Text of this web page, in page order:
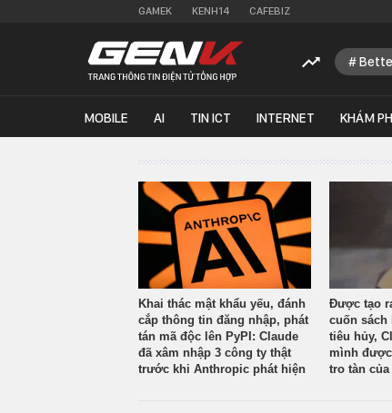
GAMEK KENH14 CAFEBIZ
MOBILE AI TIN ICT INTERNET KHÁM
Khai thác mật khẩu yếu, đánh
cắp thông tin đăng nhập, phát
tán mã độc lên PyPI: Claude
đã xâm nhập 3 công ty thật
trước khi Anthropic phát hiện
Được tạo
cuốn sách
tiêu hủy,
mình
tro tàn